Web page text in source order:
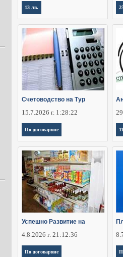
13 лв.
Счетоводство на Тур
15.7.2026 г. 1:28:22
По договаряне
Успешно Развитие на
4.8.2026 г. 21:12:36
По договаряне